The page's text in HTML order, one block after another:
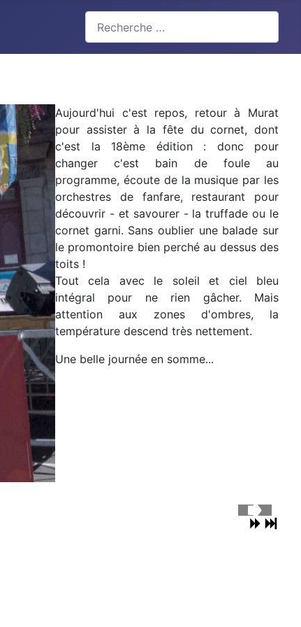
Type 2 or more characters for results.
Aujourd'hui c'est repos, retour à Murat
pour assister à la fête du cornet, dont
c'est la 18ème édition : donc pour
changer c'est bain de foule au
programme, écoute de la musique par les
orchestres de fanfare, restaurant pour
découvrir - et savourer - la truffade ou le
cornet garni. Sans oublier une balade sur
le promontoire bien perché au dessus des
toits !
Tout cela avec le soleil et ciel bleu
intégral pour ne rien gâcher. Mais
attention aux zones d'ombres, la
température descend très nettement.
Une belle journée en somme...